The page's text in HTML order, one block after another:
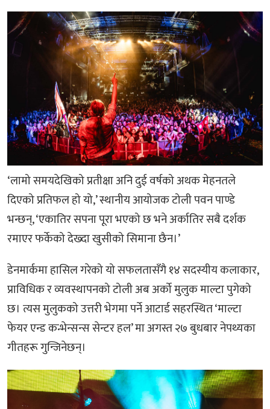
‘लामो समयदेखिको प्रतीक्षा अनि दुई वर्षको अथक मेहनतले
दिएको प्रतिफल हो यो,’ स्थानीय आयोजक टोली पवन पाण्डे
भन्छन्, ‘एकातिर सपना पूरा भएको छ भने अर्कातिर सबै दर्शक
रमाएर फर्केको देख्दा खुसीको सिमाना छैन।’
डेनमार्कमा हासिल गरेको यो सफलतासँगै १४ सदस्यीय कलाकार,
प्राविधिक र व्यवस्थापनको टोली अब अर्को मुलुक माल्टा पुगेको
छ। त्यस मुलुकको उत्तरी भेगमा पर्ने आटार्ड सहरस्थित ‘माल्टा
फेयर एन्ड कन्भेन्सन्स सेन्टर हल’ मा अगस्त २७ बुधबार नेपथ्यका
गीतहरू गुन्जिनेछन्।